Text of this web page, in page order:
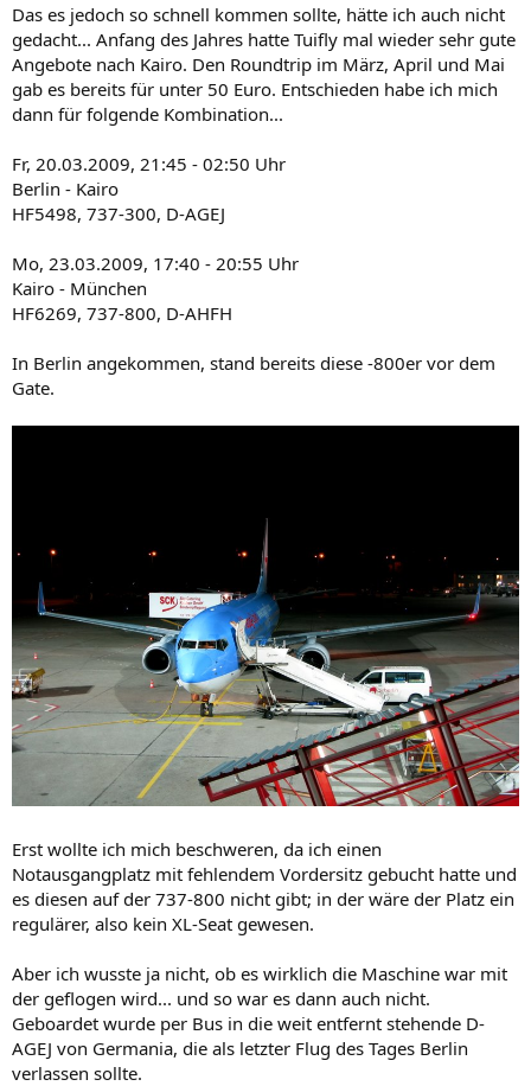
Das es jedoch so schnell kommen sollte, hätte ich auch nicht
gedacht... Anfang des Jahres hatte Tuifly mal wieder sehr gute
Angebote nach Kairo. Den Roundtrip im März, April und Mai
gab es bereits für unter 50 Euro. Entschieden habe ich mich
dann für folgende Kombination...
Fr, 20.03.2009, 21:45 - 02:50 Uhr
Berlin - Kairo
HF5498, 737-300, D-AGEJ
Mo, 23.03.2009, 17:40 - 20:55 Uhr
Kairo - München
HF6269, 737-800, D-AHFH
In Berlin angekommen, stand bereits diese -800er vor dem
Gate.
Erst wollte ich mich beschweren, da ich einen
Notausgangplatz mit fehlendem Vordersitz gebucht hatte und
es diesen auf der 737-800 nicht gibt; in der wäre der Platz ein
regulärer, also kein XL-Seat gewesen.
Aber ich wusste ja nicht, ob es wirklich die Maschine war mit
der geflogen wird... und so war es dann auch nicht.
Geboardet wurde per Bus in die weit entfernt stehende D-
AGEJ von Germania, die als letzter Flug des Tages Berlin
verlassen sollte.